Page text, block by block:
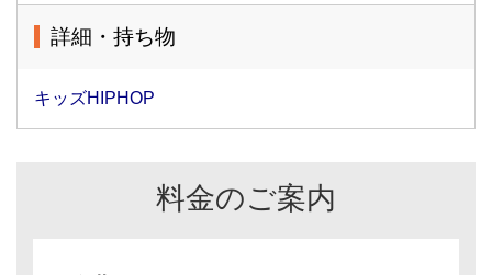
詳細・持ち物
キッズHIPHOP
料金のご案内